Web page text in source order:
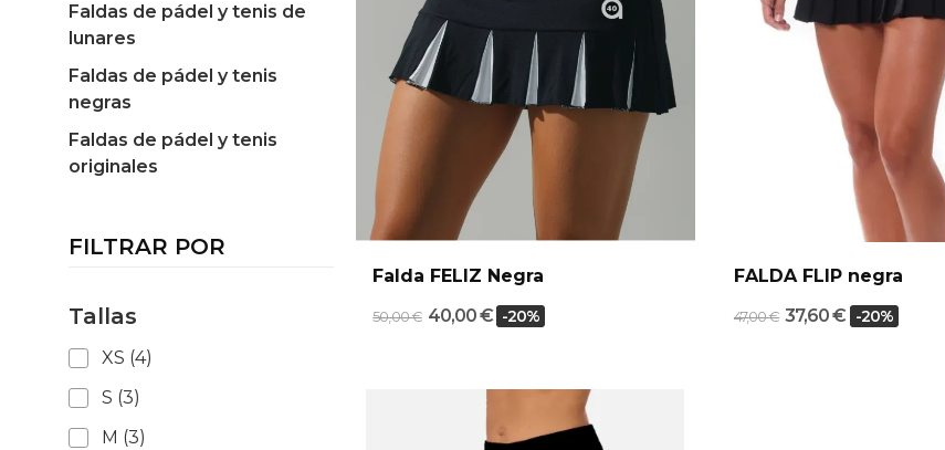
Faldas de pádel y tenis de
lunares
Faldas de pádel y tenis
negras
Faldas de pádel y tenis
originales
FILTRAR POR
Tallas
XS (4)
S (3)
M (3)
Falda FELIZ Negra
50,00 € 40,00 € -20%
FALDA FLIP negra
47,00 € 37,60 € -20%